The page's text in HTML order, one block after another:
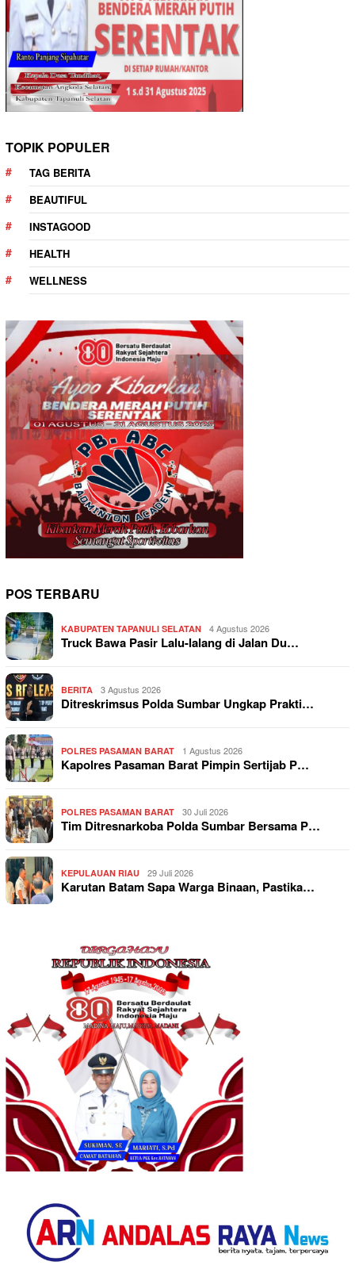
TOPIK POPULER
TAG BERITA
BEAUTIFUL
INSTAGOOD
HEALTH
WELLNESS
POS TERBARU
KABUPATEN TAPANULI SELATAN 4 Agustus 2026
Truck Bawa Pasir Lalu-lalang di Jalan Du…
BERITA 3 Agustus 2026
Ditreskrimsus Polda Sumbar Ungkap Prakti…
POLRES PASAMAN BARAT 1 Agustus 2026
Kapolres Pasaman Barat Pimpin Sertijab P…
POLRES PASAMAN BARAT 30 Juli 2026
Tim Ditresnarkoba Polda Sumbar Bersama P…
KEPULAUAN RIAU 29 Juli 2026
Karutan Batam Sapa Warga Binaan, Pastika…